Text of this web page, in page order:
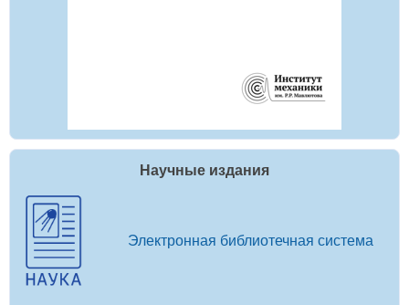
Научные издания
Электронная библиотечная система